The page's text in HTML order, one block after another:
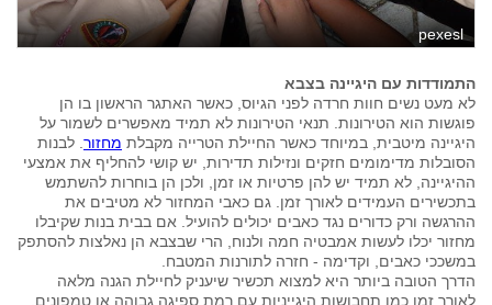
pexesl
התמודדות עם היגיינה בצבא
לא מעט נשים חוות חרדה לפני הגיוס, כאשר האתגר הראשון בו הן
פוגשות הוא הטירונות. תנאי הטירונות לא תמיד מאפשרים לשמור על
היגיינה מיטבית, במיוחד כאשר החיילת הטרייה מקבלת מחזור . לבנות
הסובלות מדימומים חזקים ונזילות תדירות, יש קושי להחליף את אמצעי
ההיגיינה, לא תמיד יש להן פרטיות או זמן, ולכן הן בוחרות להשתמש
בתכשירים העמידים לאורך זמן. גם כאבי המחזור לא מטיבים את
ההרגשה ורק כדורים נגד כאבים יכולים להועיל. אם בבית בנות שקיבלו
מחזור יכלו לעשות אמבטיה חמה ולנוח, הרי שבצבא הן נאלצות להסתפק
במשככי כאבים, וקדימה - חזרה לתורנות המטבח.
הדרך הטובה ביותר היא למצוא תכשיר שיעניק לחיילת הגנה מלאה
לאורך זמן כמו תחבושות היגייניות עם רמת ספיגה גבוהה או טמפונים,